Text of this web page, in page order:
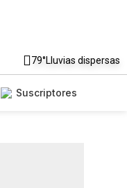
79°Lluvias dispersas
Suscriptores